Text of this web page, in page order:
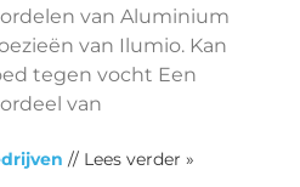
van Aluminium
van Ilumio. Kan
tegen vocht Een
van
// Lees verder »